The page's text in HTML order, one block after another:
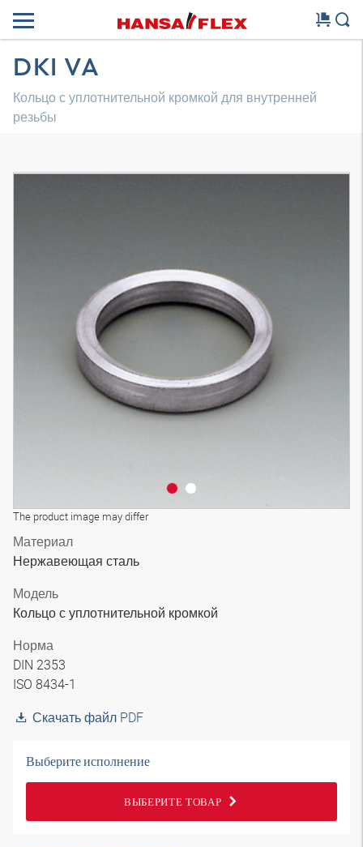
DKI VA
Кольцо с уплотнительной кромкой для внутренней
резьбы
The product image may differ
Материал
Нержавеющая сталь
Модель
Кольцо с уплотнительной кромкой
Норма
DIN 2353
ISO 8434-1
Скачать файл PDF
Выберите исполнение
ВЫБЕРИТЕ ТОВАР